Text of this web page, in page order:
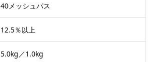
40メッシュパス
12.5％以上
5.0kg／1.0kg